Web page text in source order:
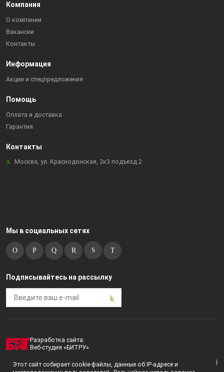
Компания
О компании
Вакансии
Контакты
Информация
Акции и спецпредложения
Помощь
Оплата и доставка
Гарантия
Контакты
Москва, ул. Краснодонская, 2к3 подъезд 2
Мы в социальных сетях
Подписывайтесь на рассылку
Разработка сайта:
Веб-студия «БИТРУ»
2023 © i-market |
Пользовательское соглашение
Этот сайт собирает cookie-файлы, данные об IP-адресе и